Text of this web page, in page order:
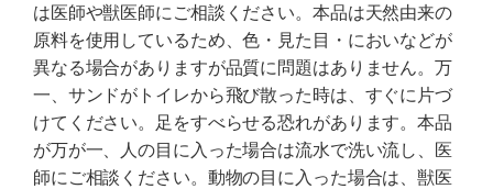
は医師や獣医師にご相談ください。本品は天然由来の
原料を使用しているため、色・見た目・においなどが
異なる場合がありますが品質に問題はありません。万
一、サンドがトイレから飛び散った時は、すぐに片づ
けてください。足をすべらせる恐れがあります。本品
が万が一、人の目に入った場合は流水で洗い流し、医
師にご相談ください。動物の目に入った場合は、獣医